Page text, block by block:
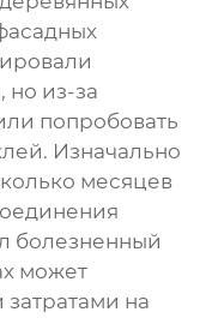
но из-за
попробовать
. Изначально
месяцев
болезненный
может
на